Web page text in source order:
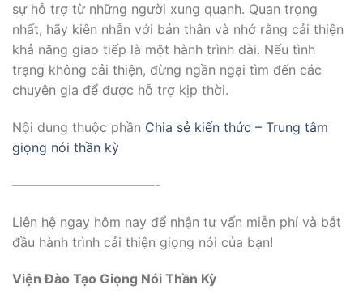
sự hỗ trợ từ những người xung quanh. Quan trọng
nhất, hãy kiên nhẫn với bản thân và nhớ rằng cải thiện
khả năng giao tiếp là một hành trình dài. Nếu tình
trạng không cải thiện, đừng ngần ngại tìm đến các
chuyên gia để được hỗ trợ kịp thời.
Nội dung thuộc phần Chia sẻ kiến thức – Trung tâm
giọng nói thần kỳ
———————————-
Liên hệ ngay hôm nay để nhận tư vấn miễn phí và bắt
đầu hành trình cải thiện giọng nói của bạn!
Viện Đào Tạo Giọng Nói Thần Kỳ